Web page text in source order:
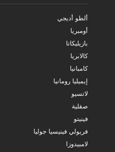
ألطو أديجي
أومبريا
بازيليكاتا
كالابريا
كامبانيا
إيميليا رومانيا
لاتسيو
صقلية
فينيتو
فريولي فينيسيا جوليا
لامبيدوزا